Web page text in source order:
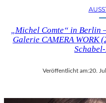
„Michel Comte“ in Berlin
Galerie CAMERA WORK
Veröffentlicht am:20.